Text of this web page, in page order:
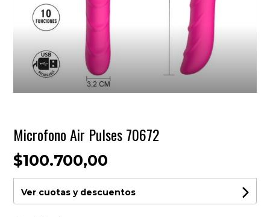
Microfono Air Pulses 70672
$100.700,00
Ver cuotas y descuentos